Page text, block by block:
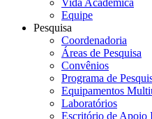
Vida Acadêmica
Equipe
Pesquisa
Coordenadoria
Áreas de Pesquisa
Convênios
Programa de
Equipamentos
Laboratórios
Escritório de Apoio